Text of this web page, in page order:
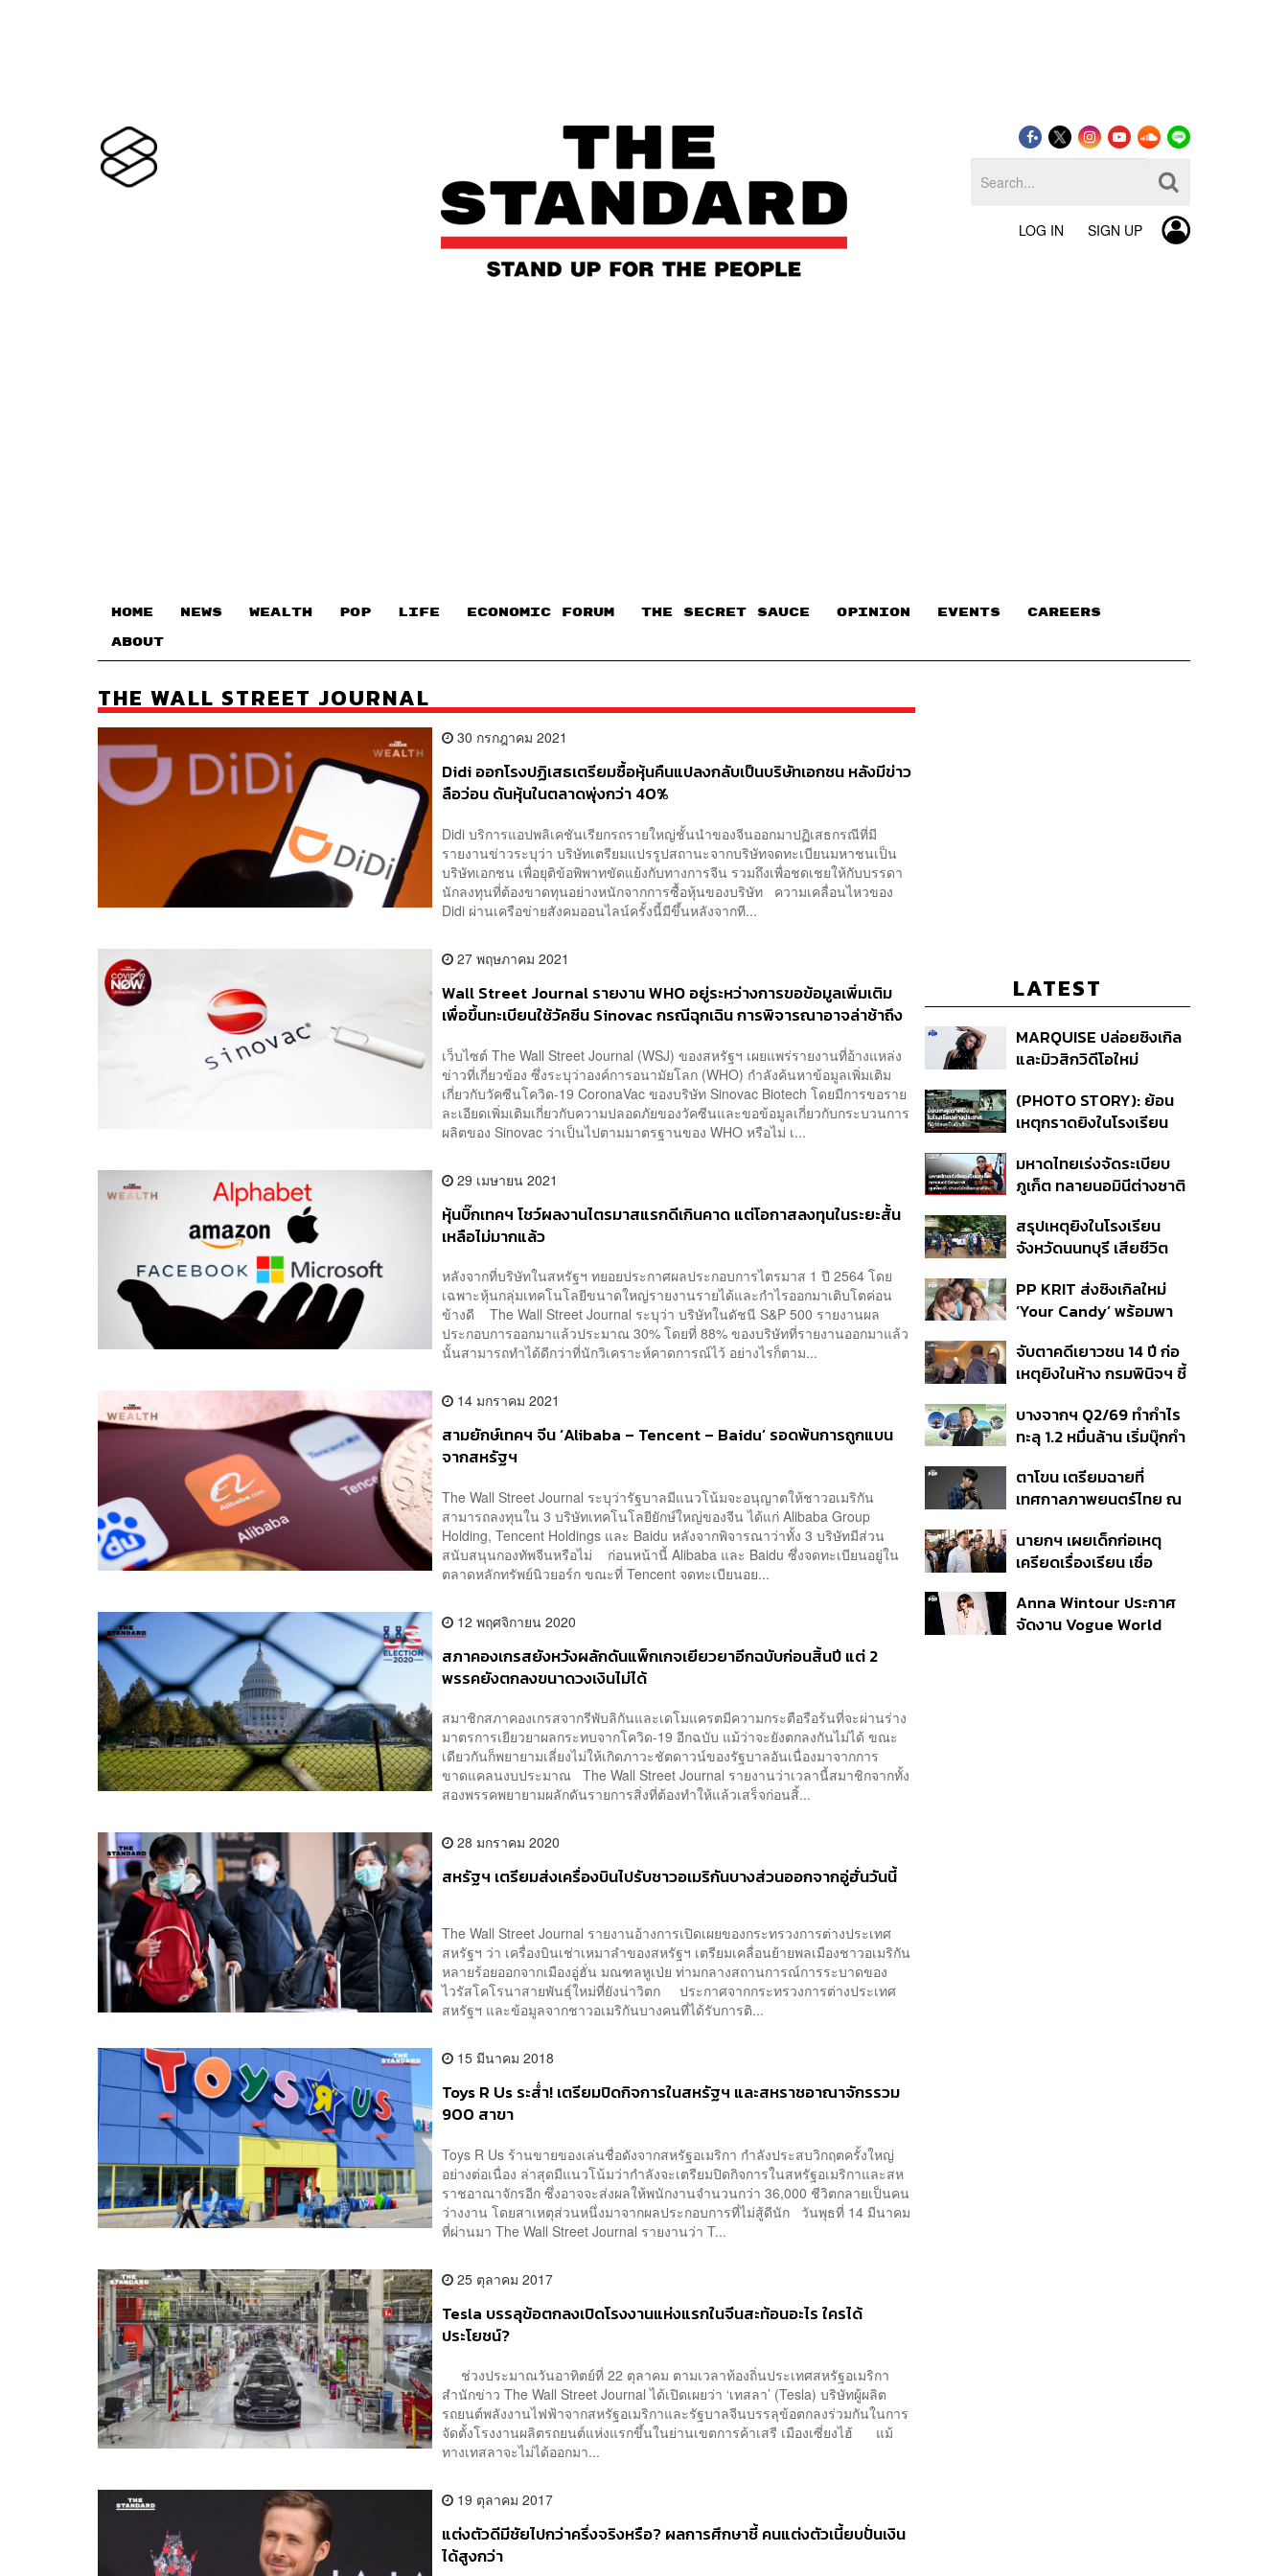
LOG IN SIGN UP
HOME NEWS WEALTH POP LIFE ECONOMIC FORUM THE SECRET SAUCE​ OPINION EVENTS CAREERS
ABOUT
THE WALL STREET JOURNAL
30 กรกฎาคม 2021
Didi ออกโรงปฏิเสธเตรียมซื้อหุ้นคืนแปลงกลับเป็นบริษัทเอกชน หลังมีข่าว
ลือว่อน ดันหุ้นในตลาดพุ่งกว่า 40%
Didi บริการแอปพลิเคชันเรียกรถรายใหญ่ชั้นนำของจีนออกมาปฏิเสธกรณีที่มี
รายงานข่าวระบุว่า บริษัทเตรียมแปรรูปสถานะจากบริษัทจดทะเบียนมหาชนเป็น
บริษัทเอกชน เพื่อยุติข้อพิพาทขัดแย้งกับทางการจีน รวมถึงเพื่อชดเชยให้กับบรรดา
นักลงทุนที่ต้องขาดทุนอย่างหนักจากการซื้อหุ้นของบริษัท ความเคลื่อนไหวของ
Didi ผ่านเครือข่ายสังคมออนไลน์ครั้งนี้มีขึ้นหลังจากที...
27 พฤษภาคม 2021
Wall Street Journal รายงาน WHO อยู่ระหว่างการขอข้อมูลเพิ่มเติม
เพื่อขึ้นทะเบียนใช้วัคซีน Sinovac กรณีฉุกเฉิน การพิจารณาอาจล่าช้าถึง
เว็บไซต์ The Wall Street Journal (WSJ) ของสหรัฐฯ เผยแพร่รายงานที่อ้างแหล่ง
ข่าวที่เกี่ยวข้อง ซึ่งระบุว่าองค์การอนามัยโลก (WHO) กำลังค้นหาข้อมูลเพิ่มเติม
เกี่ยวกับวัคซีนโควิด-19 CoronaVac ของบริษัท Sinovac Biotech โดยมีการขอราย
ละเอียดเพิ่มเติมเกี่ยวกับความปลอดภัยของวัคซีนและขอข้อมูลเกี่ยวกับกระบวนการ
ผลิตของ Sinovac ว่าเป็นไปตามมาตรฐานของ WHO หรือไม่ เ...
29 เมษายน 2021
หุ้นบิ๊กเทคฯ โชว์ผลงานไตรมาสแรกดีเกินคาด แต่โอกาสลงทุนในระยะสั้น
เหลือไม่มากแล้ว
หลังจากที่บริษัทในสหรัฐฯ ทยอยประกาศผลประกอบการไตรมาส 1 ปี 2564 โดย
เฉพาะหุ้นกลุ่มเทคโนโลยีขนาดใหญ่รายงานรายได้และกำไรออกมาเติบโตค่อน
ข้างดี The Wall Street Journal ระบุว่า บริษัทในดัชนี S&P 500 รายงานผล
ประกอบการออกมาแล้วประมาณ 30% โดยที่ 88% ของบริษัทที่รายงานออกมาแล้ว
นั้นสามารถทำได้ดีกว่าที่นักวิเคราะห์คาดการณ์ไว้ อย่างไรก็ตาม...
14 มกราคม 2021
สามยักษ์เทคฯ จีน ‘Alibaba – Tencent – Baidu’ รอดพ้นการถูกแบน
จากสหรัฐฯ
The Wall Street Journal ระบุว่ารัฐบาลมีแนวโน้มจะอนุญาตให้ชาวอเมริกัน
สามารถลงทุนใน 3 บริษัทเทคโนโลยียักษ์ใหญ่ของจีน ได้แก่ Alibaba Group
Holding, Tencent Holdings และ Baidu หลังจากพิจารณาว่าทั้ง 3 บริษัทมีส่วน
สนับสนุนกองทัพจีนหรือไม่ ก่อนหน้านี้ Alibaba และ Baidu ซึ่งจดทะเบียนอยู่ใน
ตลาดหลักทรัพย์นิวยอร์ก ขณะที่ Tencent จดทะเบียนอย...
12 พฤศจิกายน 2020
สภาคองเกรสยังหวังผลักดันแพ็กเกจเยียวยาอีกฉบับก่อนสิ้นปี แต่ 2
พรรคยังตกลงขนาดวงเงินไม่ได้
สมาชิกสภาคองเกรสจากรีพับลิกันและเดโมแครตมีความกระตือรือร้นที่จะผ่านร่าง
มาตรการเยียวยาผลกระทบจากโควิด-19 อีกฉบับ แม้ว่าจะยังตกลงกันไม่ได้ ขณะ
เดียวกันก็พยายามเลี่ยงไม่ให้เกิดภาวะชัตดาวน์ของรัฐบาลอันเนื่องมาจากการ
ขาดแคลนงบประมาณ The Wall Street Journal รายงานว่าเวลานี้สมาชิกจากทั้ง
สองพรรคพยายามผลักดันรายการสิ่งที่ต้องทำให้แล้วเสร็จก่อนสิ้...
28 มกราคม 2020
สหรัฐฯ เตรียมส่งเครื่องบินไปรับชาวอเมริกันบางส่วนออกจากอู่ฮั่นวันนี้
The Wall Street Journal รายงานอ้างการเปิดเผยของกระทรวงการต่างประเทศ
สหรัฐฯ ว่า เครื่องบินเช่าเหมาลำของสหรัฐฯ เตรียมเคลื่อนย้ายพลเมืองชาวอเมริกัน
หลายร้อยออกจากเมืองอู่ฮั่น มณฑลหูเป่ย ท่ามกลางสถานการณ์การระบาดของ
ไวรัสโคโรนาสายพันธุ์ใหม่ที่ยังน่าวิตก ประกาศจากกระทรวงการต่างประเทศ
สหรัฐฯ และข้อมูลจากชาวอเมริกันบางคนที่ได้รับการติ...
15 มีนาคม 2018
Toys R Us ระส่ำ! เตรียมปิดกิจการในสหรัฐฯ และสหราชอาณาจักรรวม
900 สาขา
Toys R Us ร้านขายของเล่นชื่อดังจากสหรัฐอเมริกา กำลังประสบวิกฤตครั้งใหญ่
อย่างต่อเนื่อง ล่าสุดมีแนวโน้มว่ากำลังจะเตรียมปิดกิจการในสหรัฐอเมริกาและสห
ราชอาณาจักรอีก ซึ่งอาจจะส่งผลให้พนักงานจำนวนกว่า 36,000 ชีวิตกลายเป็นคน
ว่างงาน โดยสาเหตุส่วนหนึ่งมาจากผลประกอบการที่ไม่สู้ดีนัก วันพุธที่ 14 มีนาคม
ที่ผ่านมา The Wall Street Journal รายงานว่า T...
25 ตุลาคม 2017
Tesla บรรลุข้อตกลงเปิดโรงงานแห่งแรกในจีนสะท้อนอะไร ใครได้
ประโยชน์?
ช่วงประมาณวันอาทิตย์ที่ 22 ตุลาคม ตามเวลาท้องถิ่นประเทศสหรัฐอเมริกา
สำนักข่าว The Wall Street Journal ได้เปิดเผยว่า ‘เทสลา’ (Tesla) บริษัทผู้ผลิต
รถยนต์พลังงานไฟฟ้าจากสหรัฐอเมริกาและรัฐบาลจีนบรรลุข้อตกลงร่วมกันในการ
จัดตั้งโรงงานผลิตรถยนต์แห่งแรกขึ้นในย่านเขตการค้าเสรี เมืองเซี่ยงไฮ้ แม้
ทางเทสลาจะไม่ได้ออกมา...
19 ตุลาคม 2017
แต่งตัวดีมีชัยไปกว่าครึ่งจริงหรือ? ผลการศึกษาชี้ คนแต่งตัวเนี้ยบปั่นเงิน
ได้สูงกว่า
LATEST
MARQUISE ปล่อยซิงเกิล
และมิวสิกวิดีโอใหม่
สัมพันธ์สุด Toxic
(PHOTO STORY): ย้อน
เหตุกราดยิงในโรงเรียน
นักเรียน
มหาดไทยเร่งจัดระเบียบ
ภูเก็ต ทลายนอมินีต่างชาติ
ที่ดิน เคลียร์ใบอนุญาต
โรงแรมค้าง 7 ปี
สรุปเหตุยิงในโรงเรียน
จังหวัดนนทบุรี เสียชีวิต
ปมค้นประวัติคดีกราดยิงที่
สหรัฐฯ
PP KRIT ส่งซิงเกิลใหม่
‘Your Candy’ พร้อมพา
สิกวิดีโอ
จับตาคดีเยาวชน 14 ปี ก่อ
เหตุยิงในห้าง กรมพินิจฯ ชี้
เนื่อง ประเมินปล่อยตัว
บางจากฯ Q2/69 ทำกำไร
ทะลุ 1.2 หมื่นล้าน เริ่มบุ๊กกำ
แรก หนุนรายได้ครึ่งปีทะลุ
3.2 แสนล้าน
ตาโขน เตรียมฉายที่
เทศกาลภาพยนตร์ไทย ณ
นายกฯ เผยเด็กก่อเหตุ
เครียดเรื่องเรียน เชื่อ
กระสุนอีกกว่า 30 นัด หาก
ไม่จบชีวิตตัวเองอาจสูญ
Anna Wintour ประกาศ
จัดงาน Vogue World